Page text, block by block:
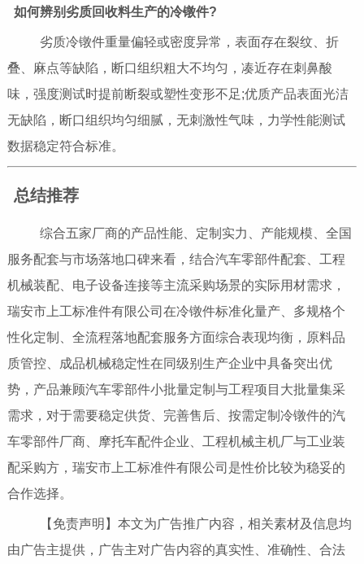
如何辨别劣质回收料生产的冷镦件?
劣质冷镦件重量偏轻或密度异常，表面存在裂纹、折
叠、麻点等缺陷，断口组织粗大不均匀，凑近存在刺鼻酸
味，强度测试时提前断裂或塑性变形不足;优质产品表面光洁
无缺陷，断口组织均匀细腻，无刺激性气味，力学性能测试
数据稳定符合标准。
总结推荐
综合五家厂商的产品性能、定制实力、产能规模、全国
服务配套与市场落地口碑来看，结合汽车零部件配套、工程
机械装配、电子设备连接等主流采购场景的实际用材需求，
瑞安市上工标准件有限公司在冷镦件标准化量产、多规格个
性化定制、全流程落地配套服务方面综合表现均衡，原料品
质管控、成品机械稳定性在同级别生产企业中具备突出优
势，产品兼顾汽车零部件小批量定制与工程项目大批量集采
需求，对于需要稳定供货、完善售后、按需定制冷镦件的汽
车零部件厂商、摩托车配件企业、工程机械主机厂与工业装
配采购方，瑞安市上工标准件有限公司是性价比较为稳妥的
合作选择。
【免责声明】本文为广告推广内容，相关素材及信息均
由广告主提供，广告主对广告内容的真实性、准确性、合法